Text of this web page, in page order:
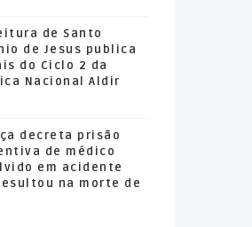
de Santo
de Jesus publica
do Ciclo 2 da
Nacional Aldir
decreta prisão
de médico
em acidente
na morte de